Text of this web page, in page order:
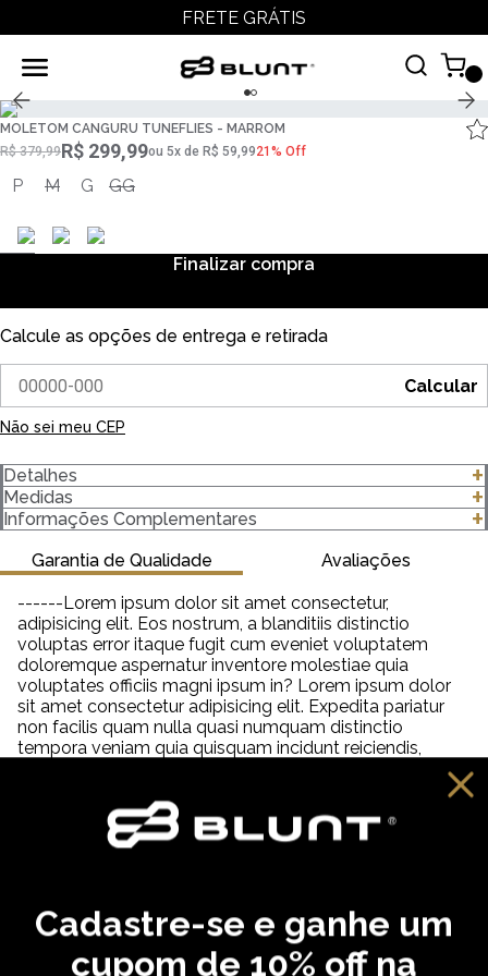
FRETE GRÁTIS
MOLETOM CANGURU TUNEFLIES - MARROM
R$ 379,99R$ 299,99ou 5x de R$ 59,9921% Off
P M G GG
Finalizar compra
Calcule as opções de entrega e retirada
Calcular
Não sei meu CEP
Detalhes
- 65% algodão 35% Poliéster
- Capuz com forro do proprio moletom
- BLUNT estampado em puff frente e costas
- Gramatura 320 g/m²
Importante saber:
As cores podem ter algumas variações de acordo com o
monitor ou dispositivo que está utilizando.
Medidas
clique para abrir as medidas
Informações Complementares
Garantia de Qualidade
------Lorem ipsum dolor sit amet consectetur,
adipisicing elit. Eos nostrum, a blanditiis distinctio
voluptas error itaque fugit cum eveniet voluptatem
doloremque aspernatur inventore molestiae quia
voluptates officiis magni ipsum in? Lorem ipsum dolor
sit amet consectetur adipisicing elit. Expedita pariatur
non facilis quam nulla quasi numquam distinctio
tempora veniam quia quisquam incidunt reiciendis,
saepe neque unde labore illum dolor provident. Lorem
distinctio adipisci hic molestiae, amet quibusdam
cupiditate inventore fugit eveniet aliquam similique
praesentium debitis ab necessitatibus, dolorem
Avaliações
VOCÊ PODE GOSTAR
Cadastre-se e ganhe um
cupom de 10% off na